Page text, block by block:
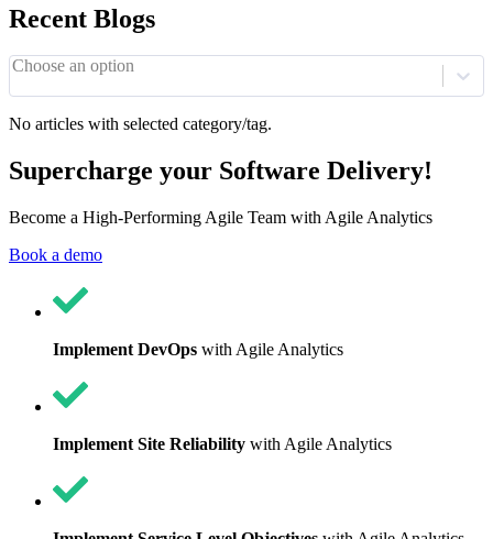
Recent Blogs
Choose an option
No articles with selected category/tag.
Supercharge your Software Delivery!
Become a High-Performing Agile Team with Agile Analytics
Book a demo
Implement DevOps with Agile Analytics
Implement Site Reliability with Agile Analytics